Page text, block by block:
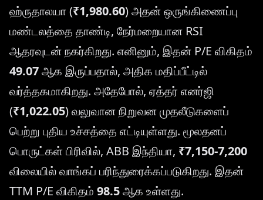
ஹ்ருதாலயா (₹1,980.60) அதன் ஒருங்கிணைப்பு
மண்டலத்தை தாண்டி, நேர்மறையான RSI
ஆதரவுடன் நகர்கிறது. எனினும், இதன் P/E விகிதம்
49.07ஆக இருப்பதால், அதிக மதிப்பீட்டில்
வர்த்தகமாகிறது. அதேபோல், ஏத்தர் எனர்ஜி
(₹1,022.05) வலுவான நிறுவன முதலீடுகளைப்
பெற்று புதிய உச்சத்தை எட்டியுள்ளது. மூலதனப்
பொருட்கள் பிரிவில், ABB இந்தியா, ₹7,150-7,200
விலையில் வாங்கப் பரிந்துரைக்கப்படுகிறது. இதன்
TTM P/E விகிதம் 98.5ஆக உள்ளது.